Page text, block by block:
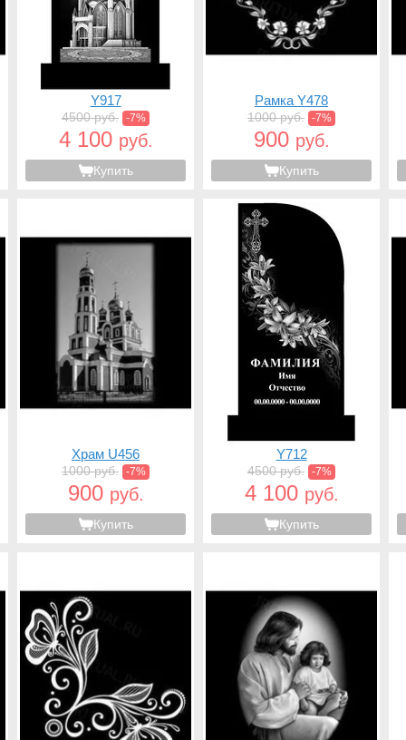
Y917
4500 руб. -7%
4 100 руб.
Купить
Рамка Y478
1000 руб. -7%
900 руб.
Купить
Храм U456
1000 руб. -7%
900 руб.
Купить
Y712
4500 руб. -7%
4 100 руб.
Купить